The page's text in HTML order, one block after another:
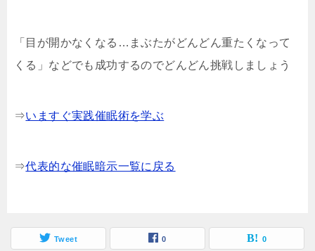
「目が開かなくなる…まぶたがどんどん重たくなって
くる」などでも成功するのでどんどん挑戦しましょう
⇒いますぐ実践催眠術を学ぶ
⇒代表的な催眠暗示一覧に戻る
Tweet 0 0